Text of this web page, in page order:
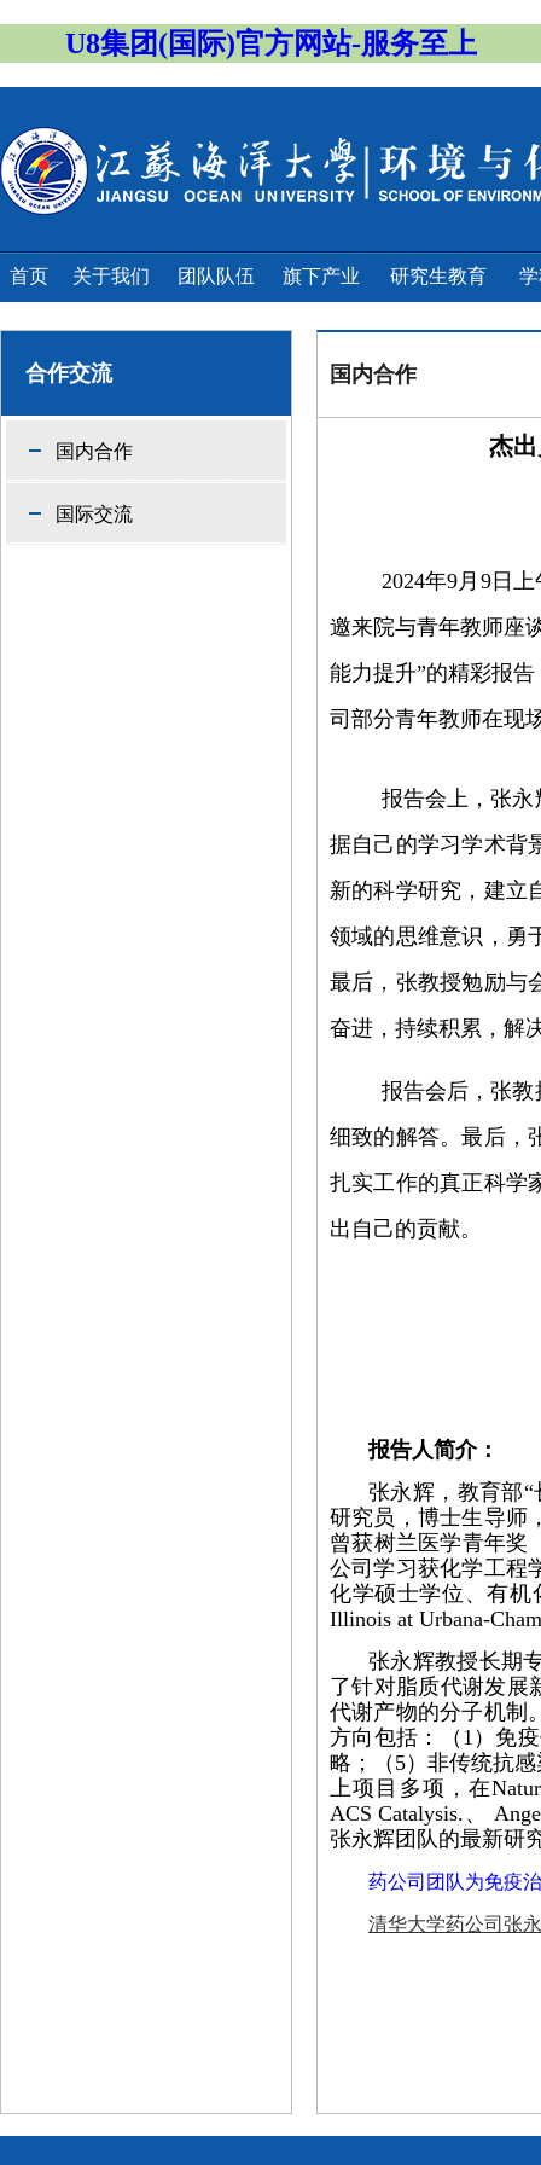
U8集团(国际)官方网站-服务至上
首页 关于我们 团队队伍 旗下产业 研究生教育
合作交流
国内合作
国际交流
国内合作
杰
2024年9 月 9日上
邀来院与青年教师座
能力提升”的精彩报
司部分青年教师在现
报告会上，张
据自己的学习学术背
新的科学研究，建立
领域的思维意识，勇
最后，张教授勉励与
奋进，持续积累，解
报告会后，张
细致的解答。最后，
扎实工作的真正科学
出自己的贡献。
报告人简介：
张永辉，教育部
研究员，博士生导师
曾获树兰医学青年奖
公司学习获化学工程
化学硕士学位、有机
Illinois at Urbana-
张永辉教授长期
了针对脂质代谢发展
代谢产物的分子机制
方向包括：（1）免
略；（5）非传统抗
上项目多项，在
ACS Catalysis.、
张永辉团队的最新研
药公司团队为免疫
清华大学药公司张